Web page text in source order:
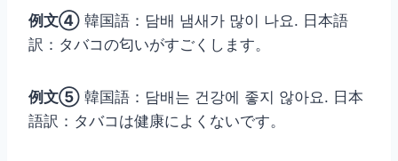
例文④ 韓国語：담배 냄새가 많이 나요. 日本語
訳：タバコの匂いがすごくします。
例文⑤ 韓国語：담배는 건강에 좋지 않아요. 日本
語訳：タバコは健康によくないです。